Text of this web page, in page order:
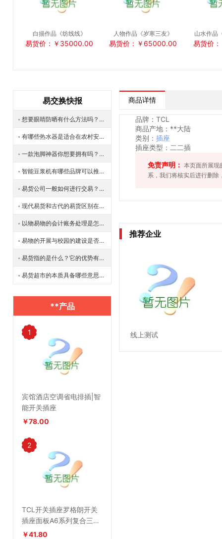
白描作品《纺线线》
易货价：￥35000.00
人物作品《岁寒三友》
易货价：￥65000.00
山水作品
易货价
商品详情
品牌：TCL
商品产地：**大陆
类别： 插座
插座类型：二二插
免责声明： 本页面所展现
系，我们将核实后进行删
推荐企业
线上测试
易交换快报
想要眼睛防晒有什么方法吗？该使用哪种太阳镜？
有哪些热水器是适合在农村安装的？安装之后效果怎么样？
一款泡脚神器你想要拥有吗？快来选择原系蒸汽洗脚盆吧
智能豆浆机有哪些品牌可以推荐的？购买智能豆浆机让你享受惬意早餐
易货公司一般如何进行交易？易货贸易的特点是什么？
现代易货和古代的易货区别在哪？如何区分不同？
以物易物的会计账务处理是怎样的？
易物的开展与校园的建设是否有着相连关系？
易货指的是什么？它的优势有哪些？
易货超市的本质具备哪些意思？如何发展？
**产品
1
宾馆酒店空调省电排插|智
能开关插座
￥78.00
2
TCL开关插座罗格朗开关
插座面板A6系列复合三孔
插座
￥41.80